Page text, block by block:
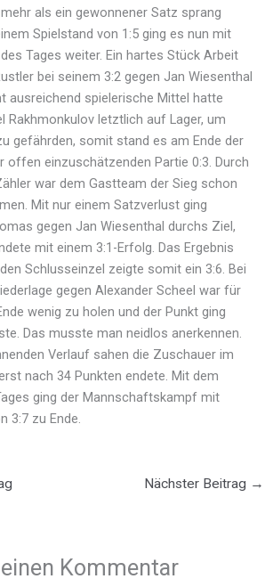
als ein gewonnener Satz sprang
Spielstand von 1:5 ging es nun mit
Tages weiter. Ein hartes Stück Arbeit
bei seinem 3:2 gegen Jan Wiesenthal
ausreichend spielerische Mittel hatte
Rakhmonkulov letztlich auf Lager, um
gefährden, somit stand es am Ende der
offen einzuschätzenden Partie 0:3. Durch
war dem Gastteam der Sieg schon
Mit nur einem Satzverlust ging
gegen Jan Wiesenthal durchs Ziel,
mit einem 3:1-Erfolg. Das Ergebnis
Schlusseinzel zeigte somit ein 3:6. Bei
gegen Alexander Scheel war für
wenig zu holen und der Punkt ging
Das musste man neidlos anerkennen.
Verlauf sahen die Zuschauer im
nach 34 Punkten endete. Mit dem
ging der Mannschaftskampf mit
3:7 zu Ende.
Nächster Beitrag →
Kommentar